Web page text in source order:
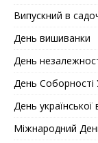
Випускний в
День вишиванки
День
День Соборностi
День
Міжнародний